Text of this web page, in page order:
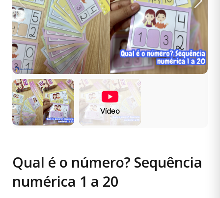
Vídeo
Qual é o número? Sequência
numérica 1 a 20